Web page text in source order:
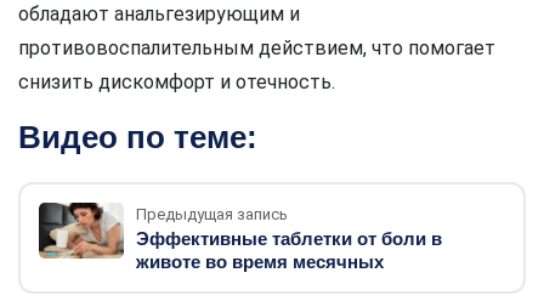
обладают анальгезирующим и
противовоспалительным действием, что помогает
снизить дискомфорт и отечность.
Видео по теме:
Предыдущая запись
Эффективные таблетки от боли в
животе во время месячных